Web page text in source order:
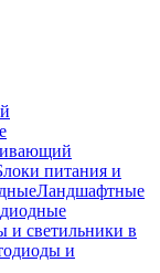
питания и
Ландшафтные
и светильники в
и